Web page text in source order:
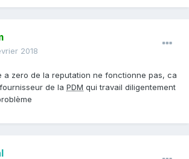
2018
a zero de la reputation ne fonctionne pas, ca
de la PDM qui travail diligentement